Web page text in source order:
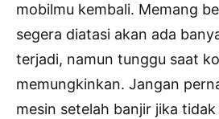
mobilmu kembali. Memang
segera diatasi akan ada
terjadi, namun tunggu saat
memungkinkan. Jangan
mesin setelah banjir jika